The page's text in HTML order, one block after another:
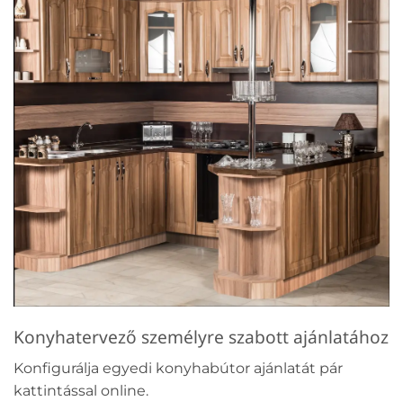
Konyhatervező személyre szabott ajánlatához
Konfigurálja egyedi konyhabútor ajánlatát pár
kattintással online.